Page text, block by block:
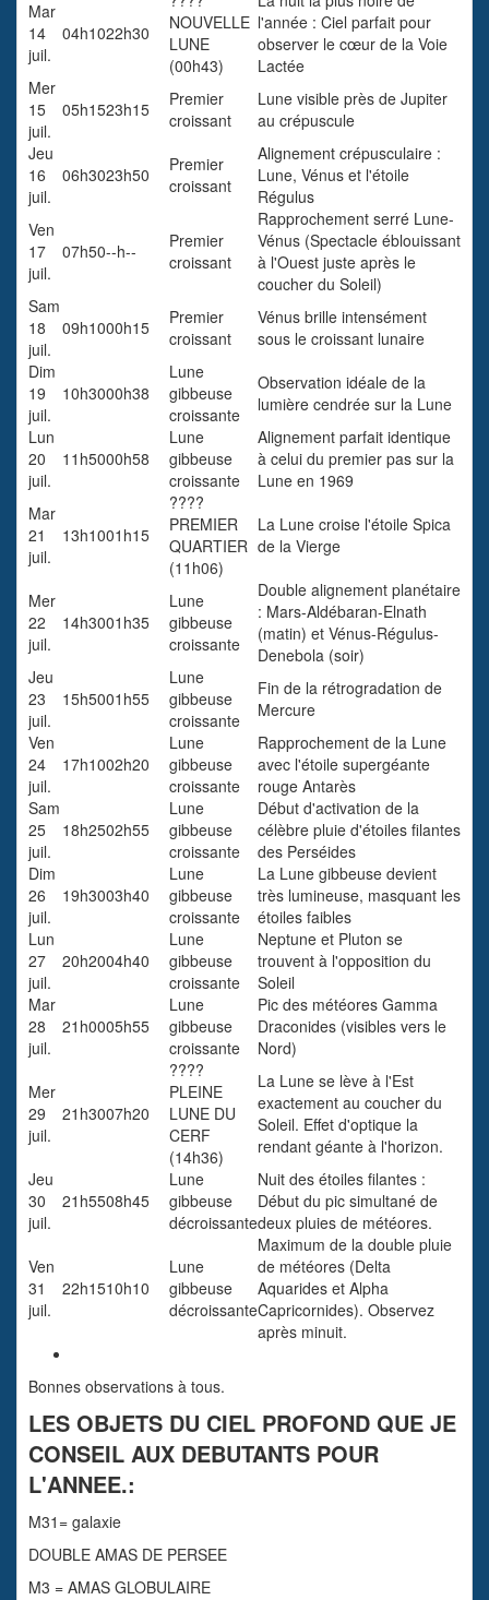
Mar
14
juil.
04h1022h30
NOUVELLE
LUNE
(00h43)
l'année : Ciel parfait pour
observer le cœur de la Voie
Lactée
Mer
15
juil.
05h1523h15
Premier
croissant
Lune visible près de Jupiter
au crépuscule
Jeu
16
juil.
06h3023h50
Premier
croissant
Alignement crépusculaire :
Lune, Vénus et l'étoile
Régulus
Ven
17
juil.
07h50--h--
Premier
croissant
Rapprochement serré Lune-
Vénus (Spectacle éblouissant
à l'Ouest juste après le
coucher du Soleil)
Sam
18
juil.
09h1000h15
Premier
croissant
Vénus brille intensément
sous le croissant lunaire
Dim
19
juil.
10h3000h38
Lune
gibbeuse
croissante
Observation idéale de la
lumière cendrée sur la Lune
Lun
20
juil.
11h5000h58
Lune
gibbeuse
croissante
Alignement parfait identique
à celui du premier pas sur la
Lune en 1969
Mar
21
juil.
13h1001h15
????
PREMIER
QUARTIER
(11h06)
La Lune croise l'étoile Spica
de la Vierge
Mer
22
juil.
14h3001h35
Lune
gibbeuse
croissante
Double alignement planétaire
: Mars-Aldébaran-Elnath
(matin) et Vénus-Régulus-
Denebola (soir)
Jeu
23
juil.
15h5001h55
Lune
gibbeuse
croissante
Fin de la rétrogradation de
Mercure
Ven
24
juil.
17h1002h20
Lune
gibbeuse
croissante
Rapprochement de la Lune
avec l'étoile supergéante
rouge Antarès
Sam
25
juil.
18h2502h55
Lune
gibbeuse
croissante
Début d'activation de la
célèbre pluie d'étoiles filantes
des Perséides
Dim
26
juil.
19h3003h40
Lune
gibbeuse
croissante
La Lune gibbeuse devient
très lumineuse, masquant les
étoiles faibles
Lun
27
juil.
20h2004h40
Lune
gibbeuse
croissante
Neptune et Pluton se
trouvent à l'opposition du
Soleil
Mar
28
juil.
21h0005h55
Lune
gibbeuse
croissante
Pic des météores Gamma
Draconides (visibles vers le
Nord)
Mer
29
juil.
21h3007h20
????
PLEINE
LUNE DU
CERF
(14h36)
La Lune se lève à l'Est
exactement au coucher du
Soleil. Effet d'optique la
rendant géante à l'horizon.
Jeu
30
juil.
21h5508h45
Lune
gibbeuse
décroissante
Nuit des étoiles filantes :
Début du pic simultané de
deux pluies de météores.
Ven
31
juil.
22h1510h10
Lune
gibbeuse
décroissante
Maximum de la double pluie
de météores (Delta
Aquarides et Alpha
Capricornides). Observez
après minuit.
Bonnes observations à tous.
LES OBJETS DU CIEL PROFOND QUE JE
CONSEIL AUX DEBUTANTS POUR
L'ANNEE.:
M31= galaxie
DOUBLE AMAS DE PERSEE
M3 = AMAS GLOBULAIRE